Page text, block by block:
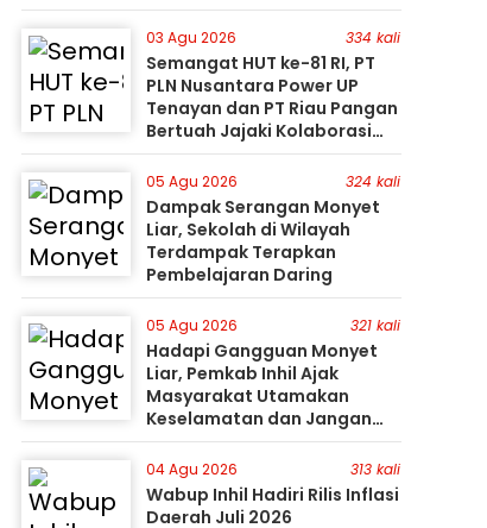
03 Agu 2026 334 kali
Semangat HUT ke-81 RI, PT
PLN Nusantara Power UP
Tenayan dan PT Riau Pangan
Bertuah Jajaki Kolaborasi
Pemanfaatan Limbah FABA
untuk Dukung Swasembada
05 Agu 2026 324 kali
Dampak Serangan Monyet
Liar, Sekolah di Wilayah
Terdampak Terapkan
Pembelajaran Daring
05 Agu 2026 321 kali
Hadapi Gangguan Monyet
Liar, Pemkab Inhil Ajak
Masyarakat Utamakan
Keselamatan dan Jangan
Mudah Percaya Hoaks
04 Agu 2026 313 kali
Wabup Inhil Hadiri Rilis Inflasi
Daerah Juli 2026